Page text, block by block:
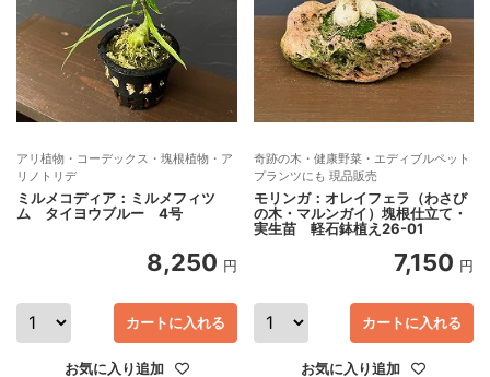
アリ植物・コーデックス・塊根植物・ア
リノトリデ
ミルメコディア：ミルメフィツ
ム タイヨウブルー 4号
8,250 円
カートに入れる
お気に入り追加
奇跡の木・健康野菜・エディブルペット
プランツにも 現品販売
モリンガ：オレイフェラ（わさび
の木・マルンガイ）塊根仕立て・
実生苗 軽石鉢植え26-01
7,150 円
カートに入れる
お気に入り追加